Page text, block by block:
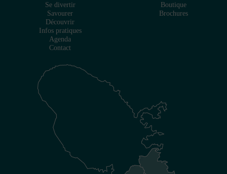
Se divertir
Savourer
Découvrir
Infos pratiques
Agenda
Contact
Boutique
Brochures